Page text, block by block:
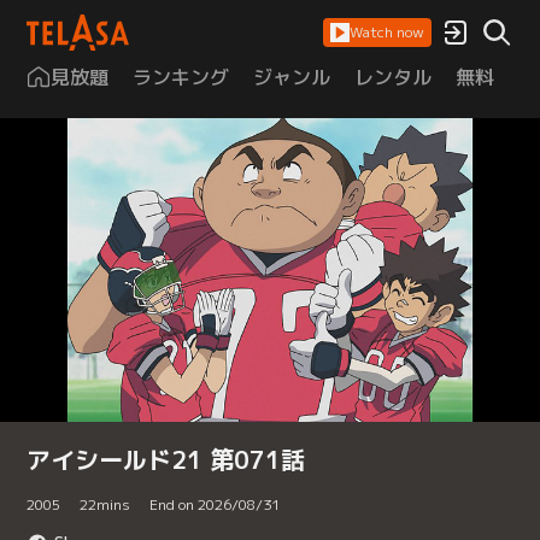
Watch now
見放題 ランキング ジャンル レンタル 無料
アイシールド21 第071話
2005 22mins End on 2026/08/31